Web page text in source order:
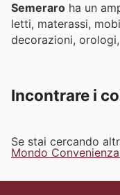
Semeraro ha un
letti, materassi,
decorazioni,
Incontrare i
Se stai cercando
Mondo